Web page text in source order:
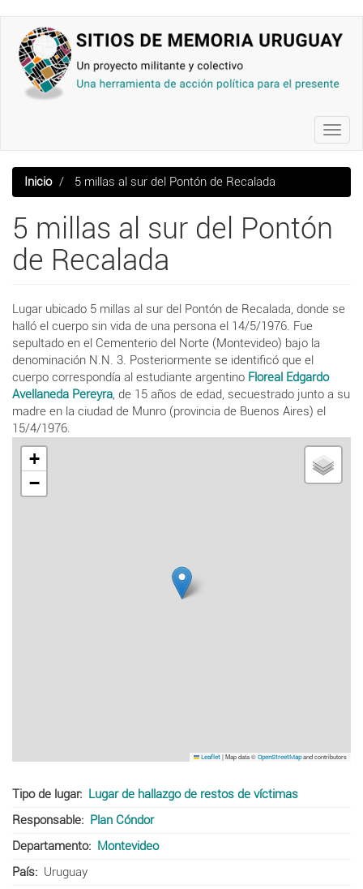
contenido
principal
Inicio 5 millas al sur del Pontón de Recalada
5 millas al sur del Pontón
de Recalada
Lugar ubicado 5 millas al sur del Pontón de Recalada, donde se
halló el cuerpo sin vida de una persona el 14/5/1976. Fue
sepultado en el Cementerio del Norte (Montevideo) bajo la
denominación N.N. 3. Posteriormente se identificó que el
cuerpo correspondía al estudiante argentino Floreal Edgardo
Avellaneda Pereyra, de 15 años de edad, secuestrado junto a su
madre en la ciudad de Munro (provincia de Buenos Aires) el
15/4/1976.
+
−
Leaflet |Map data © OpenStreetMapand contributors
Tipo de lugar
Lugar de hallazgo de restos de víctimas
Responsable
Plan Cóndor
Departamento
Montevideo
País
Uruguay